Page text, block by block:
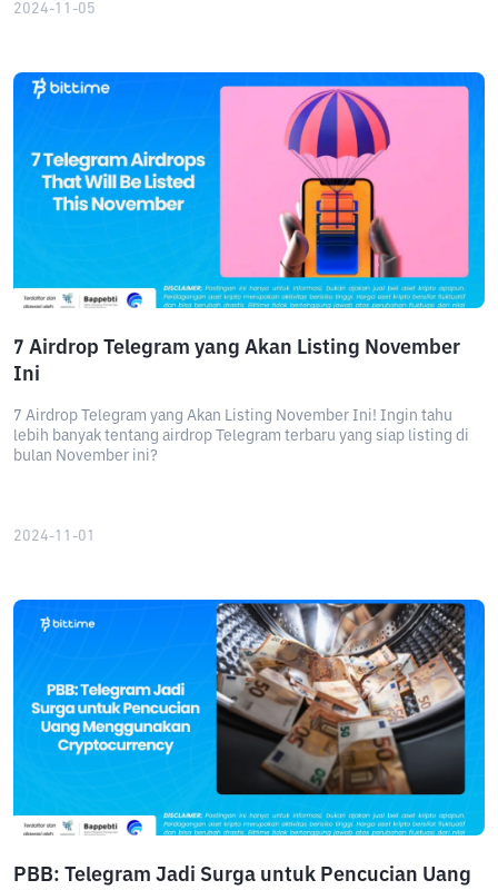
2024-11-05
7 Airdrop Telegram yang Akan Listing November
Ini
7 Airdrop Telegram yang Akan Listing November Ini! Ingin tahu
lebih banyak tentang airdrop Telegram terbaru yang siap listing di
bulan November ini?
2024-11-01
PBB: Telegram Jadi Surga untuk Pencucian Uang